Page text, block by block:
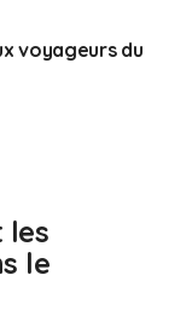
voyageurs du
les
le